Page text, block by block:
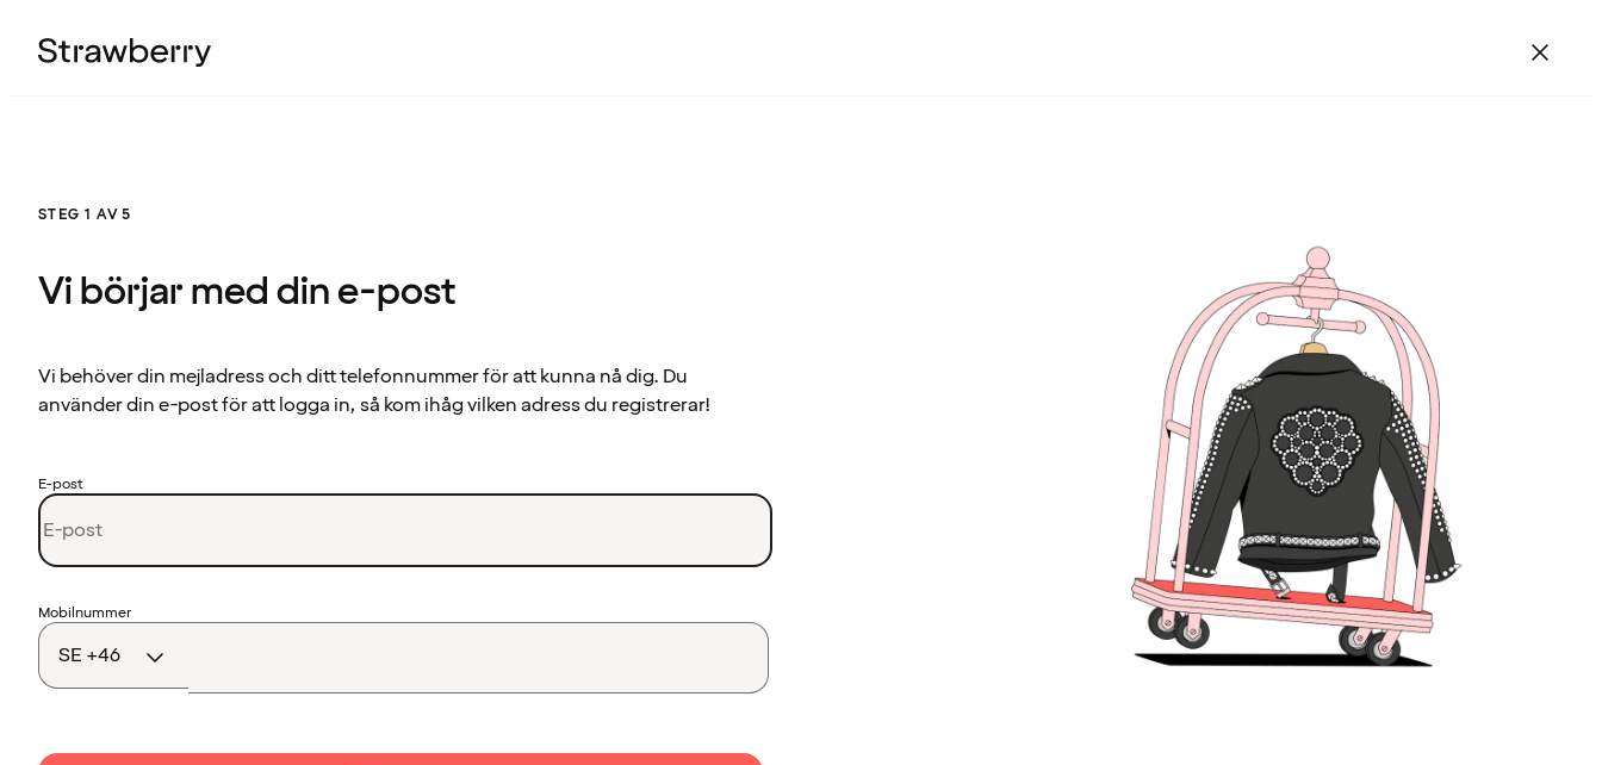
STEG 1 AV 5
Vi börjar med din e-post
Vi behöver din mejladress och ditt telefonnummer för att kunna nå dig. Du
använder din e-post för att logga in, så kom ihåg vilken adress du registrerar!
E-post
Landskod
Mobilnummer